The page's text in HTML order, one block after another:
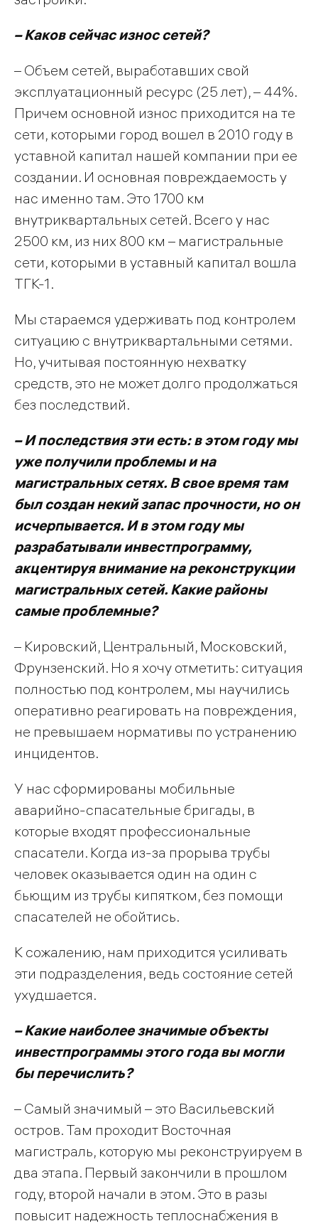
– Каков сейчас износ сетей?
– Объем сетей, выработавших свой
эксплуатационный ресурс (25 лет), – 44%.
Причем основной износ приходится на те
сети, которыми город вошел в 2010 году в
уставной капитал нашей компании при ее
создании. И основная повреждаемость у
нас именно там. Это 1700 км
внутриквартальных сетей. Всего у нас
2500 км, из них 800 км – магистральные
сети, которыми в уставный капитал вошла
ТГК-1.
Мы стараемся удерживать под контролем
ситуацию с внутриквартальными сетями.
Но, учитывая постоянную нехватку
средств, это не может долго продолжаться
без последствий.
– И последствия эти есть: в этом году мы
уже получили проблемы и на
магистральных сетях. В свое время там
был создан некий запас прочности, но он
исчерпывается. И в этом году мы
разрабатывали инвестпрограмму,
акцентируя внимание на реконструкции
магистральных сетей. Какие районы
самые проблемные?
– Кировский, Центральный, Московский,
Фрунзенский. Но я хочу отметить: ситуация
полностью под контролем, мы научились
оперативно реагировать на повреждения,
не превышаем нормативы по устранению
инцидентов.
У нас сформированы мобильные
аварийно-спасательные бригады, в
которые входят профессиональные
спасатели. Когда из-за прорыва трубы
человек оказывается один на один с
бьющим из трубы кипятком, без помощи
спасателей не обойтись.
К сожалению, нам приходится усиливать
эти подразделения, ведь состояние сетей
ухудшается.
– Какие наиболее значимые объекты
инвестпрограммы этого года вы могли
бы перечислить?
– Самый значимый – это Васильевский
остров. Там проходит Восточная
магистраль, которую мы реконструируем в
два этапа. Первый закончили в прошлом
году, второй начали в этом. Это в разы
повысит надежность теплоснабжения в